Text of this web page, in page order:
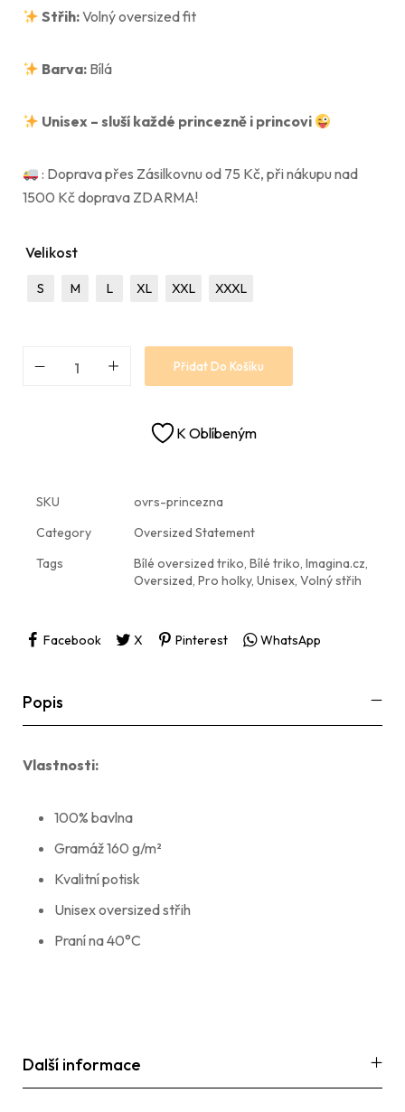
Střih:Volný oversized fit
Barva: Bílá
Unisex – sluší každé princezně i princovi
: Doprava přes Zásilkovnu od 75 Kč, při nákupu nad
1500 Kč doprava ZDARMA!
Velikost
S M L XL XXL XXXL
Přidat Do Košíku
K Oblíbeným
SKU
ovrs-princezna
Category
Oversized Statement
Tags
Bílé oversized triko, Bílé triko, Imagina.cz,
Oversized, Pro holky, Unisex, Volný střih
Facebook X Pinterest WhatsApp
Popis
Vlastnosti:
100% bavlna
Gramáž 160 g/m²
Kvalitní potisk
Unisex oversized střih
Praní na 40°C
Další informace